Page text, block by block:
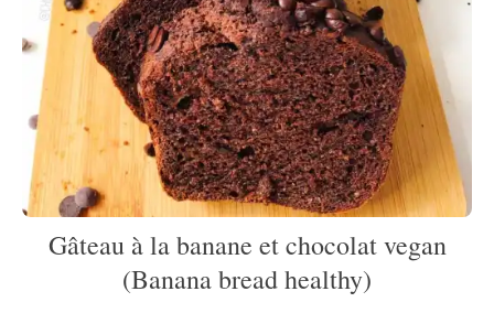
Gâteau à la banane et chocolat vegan
(Banana bread healthy)